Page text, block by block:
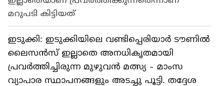
മറുപടി കിട്ടിയത്
ഇടുക്കി: ഇടുക്കിയിലെ വണ്ടിപ്പെരിയാർ ടൗണിൽ
ലൈസൻസ് ഇല്ലാതെ അനധികൃതമായി
പ്രവർത്തിച്ചിരുന്ന മുഴുവൻ മത്സ്യ - മാംസ
വ്യാപാര സ്ഥാപനങ്ങളും അടച്ചു പൂട്ടി. തദ്ദേശ